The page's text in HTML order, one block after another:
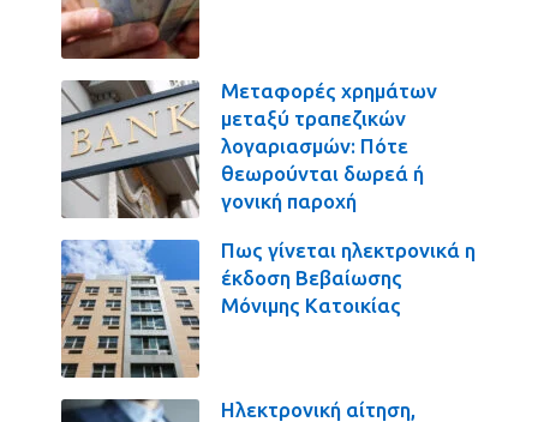
Μεταφορές χρημάτων
μεταξύ τραπεζικών
λογαριασμών: Πότε
θεωρούνται δωρεά ή
γονική παροχή
Πως γίνεται ηλεκτρονικά η
έκδοση Βεβαίωσης
Μόνιμης Κατοικίας
Ηλεκτρονική αίτηση,